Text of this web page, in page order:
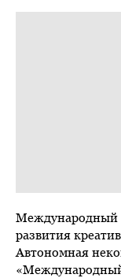
Международный
развития
Автономная